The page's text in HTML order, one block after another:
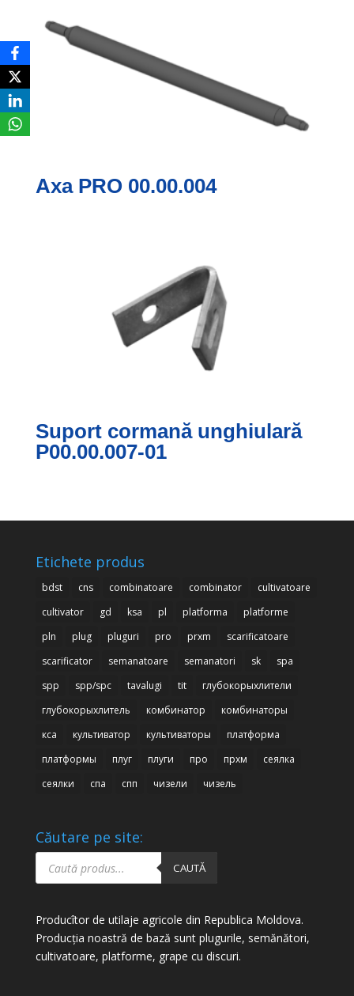
Axa PRO 00.00.004
Suport cormană unghiulară
P00.00.007-01
Etichete produs
bdst cns combinatoare combinator
cultivatoare
cultivator
gd ksa pl platforma
platforme
pln
plug pluguri pro prxm
scarificatoare
scarificator
semanatoare semanatori sk
spa
spp
spp/spc tavalugi tit
глубокорыхлители
глубокорыхлитель
комбинатор
комбинаторы
кса
культиватор культиваторы
платформа
платформы
плуг плуги про прхм
сеялка
сеялки
спа спп чизели чизель
Căutare pe site:
Products
search CAUTĂ
Producîtor de utilaje agricole din Republica Moldova.
Producția noastră de bază sunt plugurile, semănători,
cultivatoare, platforme, grape cu discuri.